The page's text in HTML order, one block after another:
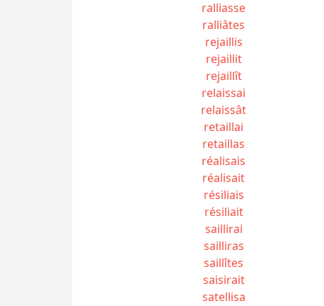
ralliasse
ralliâtes
rejaillis
rejaillit
rejaillît
relaissai
relaissât
retaillai
retaillas
réalisais
réalisait
résiliais
résiliait
saillirai
sailliras
saillîtes
saisirait
satellisa